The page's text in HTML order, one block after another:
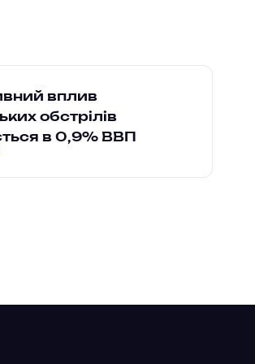
вплив
обстрілів
в 0,9% ВВП